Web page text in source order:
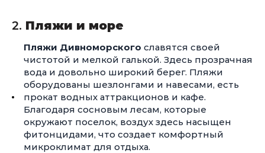
2. Пляжи и море
Пляжи Дивноморского славятся своей
чистотой и мелкой галькой. Здесь прозрачная
вода и довольно широкий берег. Пляжи
оборудованы шезлонгами и навесами, есть
прокат водных аттракционов и кафе.
Благодаря сосновым лесам, которые
окружают поселок, воздух здесь насыщен
фитонцидами, что создает комфортный
микроклимат для отдыха.